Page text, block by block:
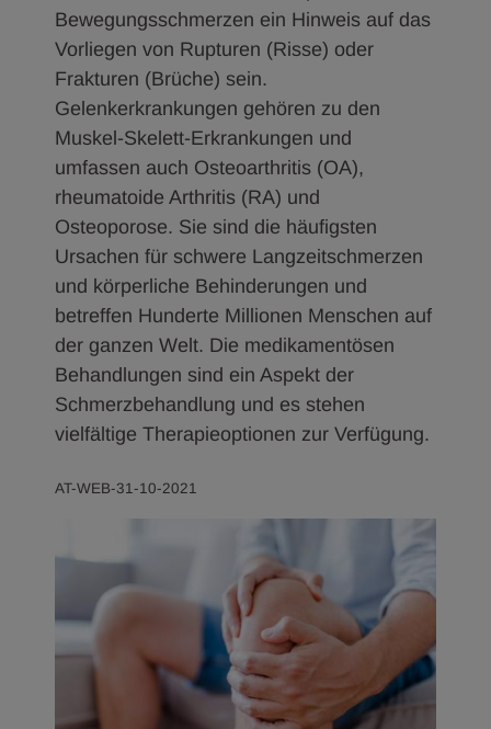
Bewegungsschmerzen ein Hinweis auf das
Vorliegen von Rupturen (Risse) oder
Frakturen (Brüche) sein.
Gelenkerkrankungen gehören zu den
Muskel-Skelett-Erkrankungen und
umfassen auch Osteoarthritis (OA),
rheumatoide Arthritis (RA) und
Osteoporose. Sie sind die häufigsten
Ursachen für schwere Langzeitschmerzen
und körperliche Behinderungen und
betreffen Hunderte Millionen Menschen auf
der ganzen Welt. Die medikamentösen
Behandlungen sind ein Aspekt der
Schmerzbehandlung und es stehen
vielfältige Therapieoptionen zur Verfügung.
AT-WEB-31-10-2021